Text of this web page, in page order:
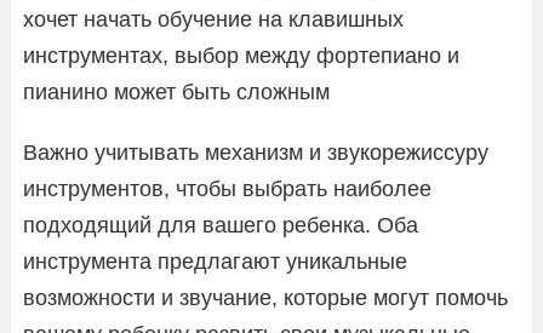
хочет начать обучение на клавишных
инструментах, выбор между фортепиано и
пианино может быть сложным
Важно учитывать механизм и звукорежиссуру
инструментов, чтобы выбрать наиболее
подходящий для вашего ребенка. Оба
инструмента предлагают уникальные
возможности и звучание, которые могут помочь